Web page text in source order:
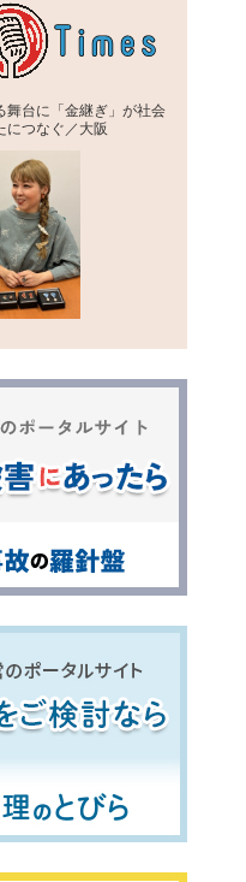
舞台に「金継ぎ」が社会
につなぐ／大阪